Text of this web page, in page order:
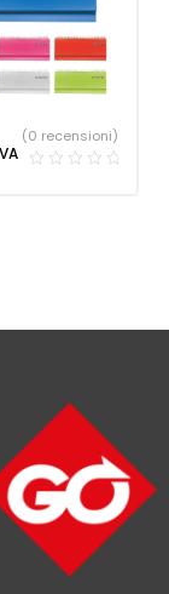
(0 recensioni)